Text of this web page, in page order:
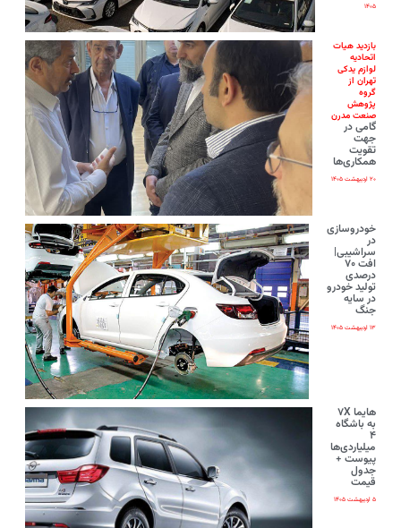
۱۴۰۵
بازدید هیات
اتحادیه
لوازم یدکی
تهران از
گروه
پژوهش
صنعت مدرن
گامی در
جهت
تقویت
همکاری‌ها
۲۰ اردیبهشت ۱۴۰۵
خودروسازی
در
سراشیبی|
افت ۷۰
درصدی
تولید خودرو
در سایه
جنگ
۱۳ اردیبهشت ۱۴۰۵
هایما ۷X
به باشگاه
۴
میلیاردی‌ها
پیوست +
جدول
قیمت
۵ اردیبهشت ۱۴۰۵